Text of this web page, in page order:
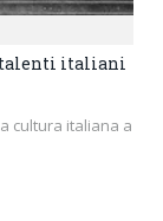
talenti italiani
cultura italiana a